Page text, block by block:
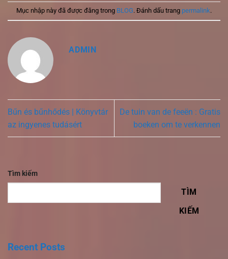
Mục nhập này đã được đăng trong BLOG. Đánh dấu trang permalink.
ADMIN
Bűn és bűnhődés | Könyvtár
az ingyenes tudásért
De tuin van de feeën : Gratis
boeken om te verkennen
Tìm kiếm
TÌM
KIẾM
Recent Posts